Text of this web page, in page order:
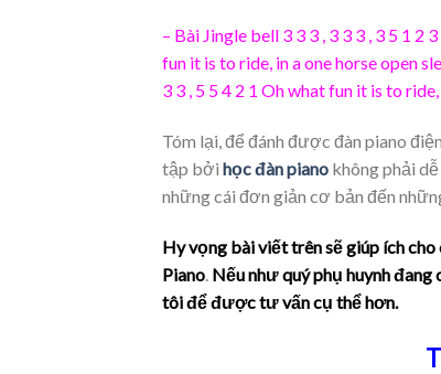
– Bài Jingle bell 3 3 3 , 3 3 3 , 3 5 1 2
fun it is to ride, in a one horse open
3 3 , 5 5 4 2 1 Oh what fun it is to
Tóm lại, để đánh được đàn piano
tập bởi học đàn piano không phải
những cái đơn giản cơ bản đến
Hy vọng bài viết trên sẽ giúp ích
Piano. Nếu như quý phụ huynh đang
tôi để được tư vấn cụ thể hơn.